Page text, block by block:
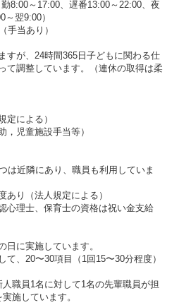
8:00～17:00、遅番13:00～22:00、夜
翌9:00）
手当あり）
すが、24時間365日子どもに関わる仕
て調整しています。（連休の取得は柔
定による）
，児童施設手当等）
は近隣にあり、職員も利用していま
あり（法人規定による）
心理士、保育士の資格は祝い金支給
日に実施しています。
、20〜30項目（1回15〜30分程度）
職員1名に対して1名の先輩職員が担
施しています。